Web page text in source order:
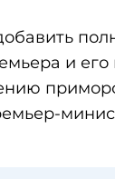
и